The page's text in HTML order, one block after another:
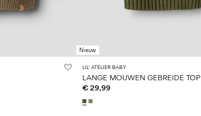
Nieuw
LIL' ATELIER BABY
LANGE MOUWEN GEBREIDE TOP
€ 29,99